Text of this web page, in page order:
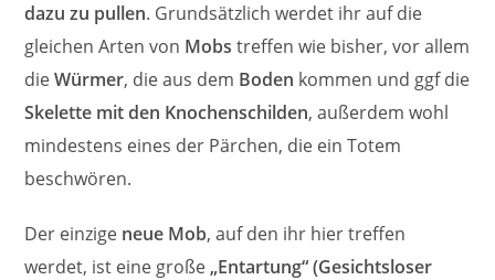
dazu zu pullen. Grundsätzlich werdet ihr auf die
gleichen Arten von Mobstreffen wie bisher, vor allem
dieWürmer, die aus dem Boden kommen und ggf die
Skelette mit den Knochenschilden, außerdem wohl
mindestens eines der Pärchen, die ein Totem
beschwören.
Der einzige neue Mob, auf den ihr hier treffen
werdet, ist eine große„Entartung“ (Gesichtsloser